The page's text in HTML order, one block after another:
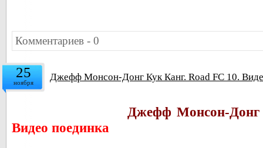
Комментариев - 0
25
ноября Джефф Монсон-Донг Кук Канг. Road FC 10.
Джефф Монсон-Донг
Видео поединка